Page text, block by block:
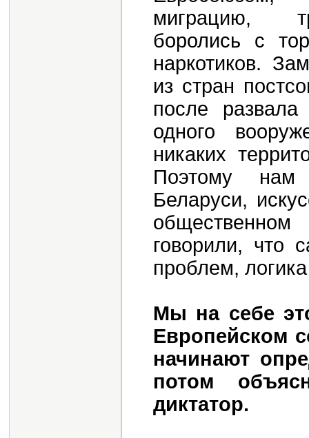
миграцию,
боролись с
наркотиков.
из стран
после
одного
никаких
Поэтому нам
Беларуси,
говорили, что
проблем,
Мы на себе
Европейском
начинают
потом
диктатор.